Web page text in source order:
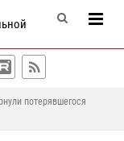
потерявшегося